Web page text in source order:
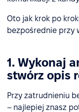
Oto jak krok po
bezpośrednie przy
1. Wykonaj
stwórz opis
Przy zatrudnieniu
– najlepiej znasz